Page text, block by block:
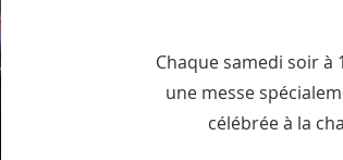
Chaque samedi soir à
une messe
célébrée à la